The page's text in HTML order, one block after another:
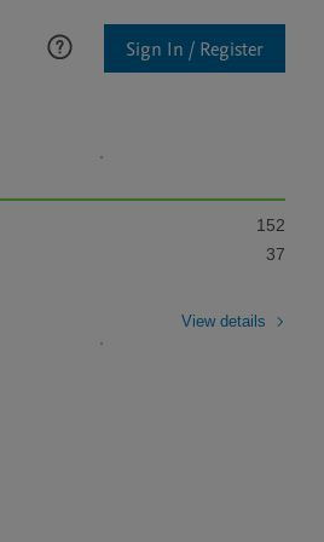
Sign In / Register
152
37
View details